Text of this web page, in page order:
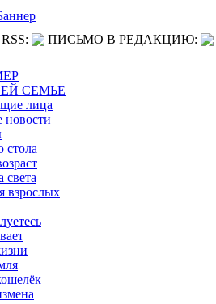
RSS: ПИСЬМО В РЕДАКЦИЮ:
СЕМЬЕ
лица
стола
света
взрослых